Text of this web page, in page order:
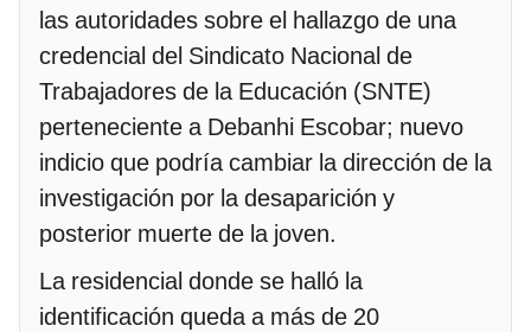
las autoridades sobre el hallazgo de una
credencial del Sindicato Nacional de
Trabajadores de la Educación (SNTE)
perteneciente a Debanhi Escobar; nuevo
indicio que podría cambiar la dirección de la
investigación por la desaparición y
posterior muerte de la joven.
La residencial donde se halló la
identificación queda a más de 20